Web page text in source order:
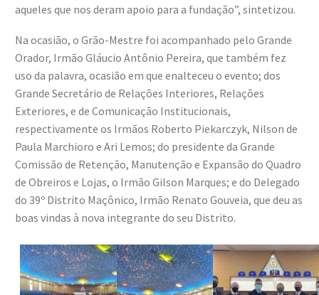
aqueles que nos deram apoio para a fundação”, sintetizou.
Na ocasião, o Grão-Mestre foi acompanhado pelo Grande
Orador, Irmão Gláucio Antônio Pereira, que também fez
uso da palavra, ocasião em que enalteceu o evento; dos
Grande Secretário de Relações Interiores, Relações
Exteriores, e de Comunicação Institucionais,
respectivamente os Irmãos Roberto Piekarczyk, Nilson de
Paula Marchioro e Ari Lemos; do presidente da Grande
Comissão de Retenção, Manutenção e Expansão do Quadro
de Obreiros e Lojas, o Irmão Gilson Marques; e do Delegado
do 39º Distrito Maçônico, Irmão Renato Gouveia, que deu as
boas vindas à nova integrante do seu Distrito.